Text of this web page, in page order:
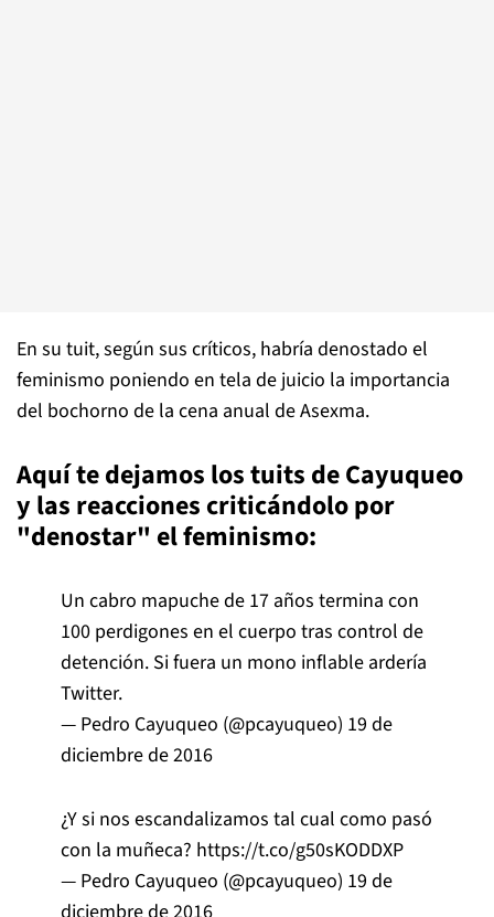
En su tuit, según sus críticos, habría denostado el
feminismo poniendo en tela de juicio la importancia
del bochorno de la cena anual de Asexma.
Aquí te dejamos los tuits de Cayuqueo
y las reacciones criticándolo por
"denostar" el feminismo:
Un cabro mapuche de 17 años termina con
100 perdigones en el cuerpo tras control de
detención. Si fuera un mono inflable ardería
Twitter.
— Pedro Cayuqueo (@pcayuqueo) 19 de
diciembre de 2016
¿Y si nos escandalizamos tal cual como pasó
con la muñeca? https://t.co/g50sKODDXP
— Pedro Cayuqueo (@pcayuqueo) 19 de